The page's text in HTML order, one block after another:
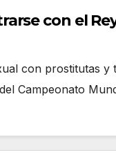
con el
con prostitutas y
Campeonato